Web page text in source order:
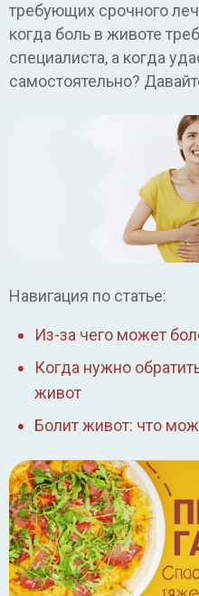
требующих срочного
когда боль в животе
специалиста, а когда
самостоятельно?
Навигация по статье:
Из-за чего может
Когда нужно
живот
Болит живот: что